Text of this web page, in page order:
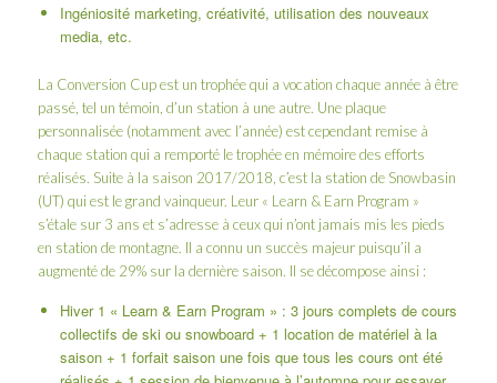
Ingéniosité marketing, créativité, utilisation des nouveaux
media, etc.
La Conversion Cup est un trophée qui a vocation chaque année à être
passé, tel un témoin, d’un station à une autre. Une plaque
personnalisée (notamment avec l’année) est cependant remise à
chaque station qui a remporté le trophée en mémoire des efforts
réalisés. Suite à la saison 2017/2018, c’est la station de Snowbasin
(UT) qui est le grand vainqueur. Leur « Learn & Earn Program »
s’étale sur 3 ans et s’adresse à ceux qui n’ont jamais mis les pieds
en station de montagne. Il a connu un succès majeur puisqu’il a
augmenté de 29% sur la dernière saison. Il se décompose ainsi :
Hiver 1 « Learn & Earn Program » : 3 jours complets de cours
collectifs de ski ou snowboard + 1 location de matériel à la
saison + 1 forfait saison une fois que tous les cours ont été